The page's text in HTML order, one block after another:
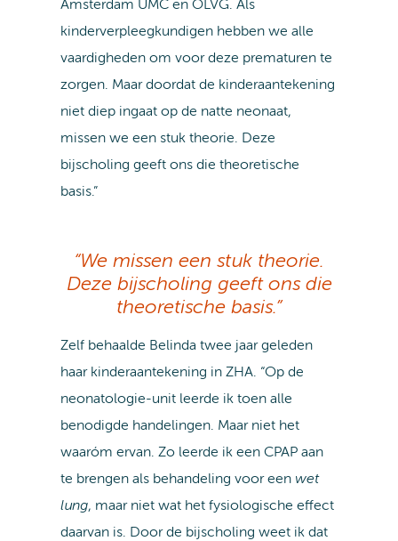
Amsterdam UMC en OLVG. Als
kinderverpleegkundigen hebben we alle
vaardigheden om voor deze prematuren te
zorgen. Maar doordat de kinderaantekening
niet diep ingaat op de natte neonaat,
missen we een stuk theorie. Deze
bijscholing geeft ons die theoretische
basis.”
“We missen een stuk theorie.
Deze bijscholing geeft ons die
theoretische basis.”
Zelf behaalde Belinda twee jaar geleden
haar kinderaantekening in ZHA. “Op de
neonatologie-unit leerde ik toen alle
benodigde handelingen. Maar niet het
waaróm ervan. Zo leerde ik een CPAP aan
te brengen als behandeling voor een wet
lung, maar niet wat het fysiologische effect
daarvan is. Door de bijscholing weet ik dat